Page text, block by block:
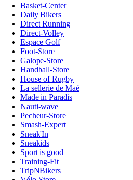
Basket-Center
Daily Bikers
Direct Running
Direct-Volley
Espace Golf
Foot-Store
Galope-Store
Handball-Store
House of Rugby
La sellerie de Maé
Made in Paradis
Nauti-wave
Pecheur-Store
Smash-Expert
Sneak'In
Sneakids
Sport is good
Training-Fit
TripNBikers